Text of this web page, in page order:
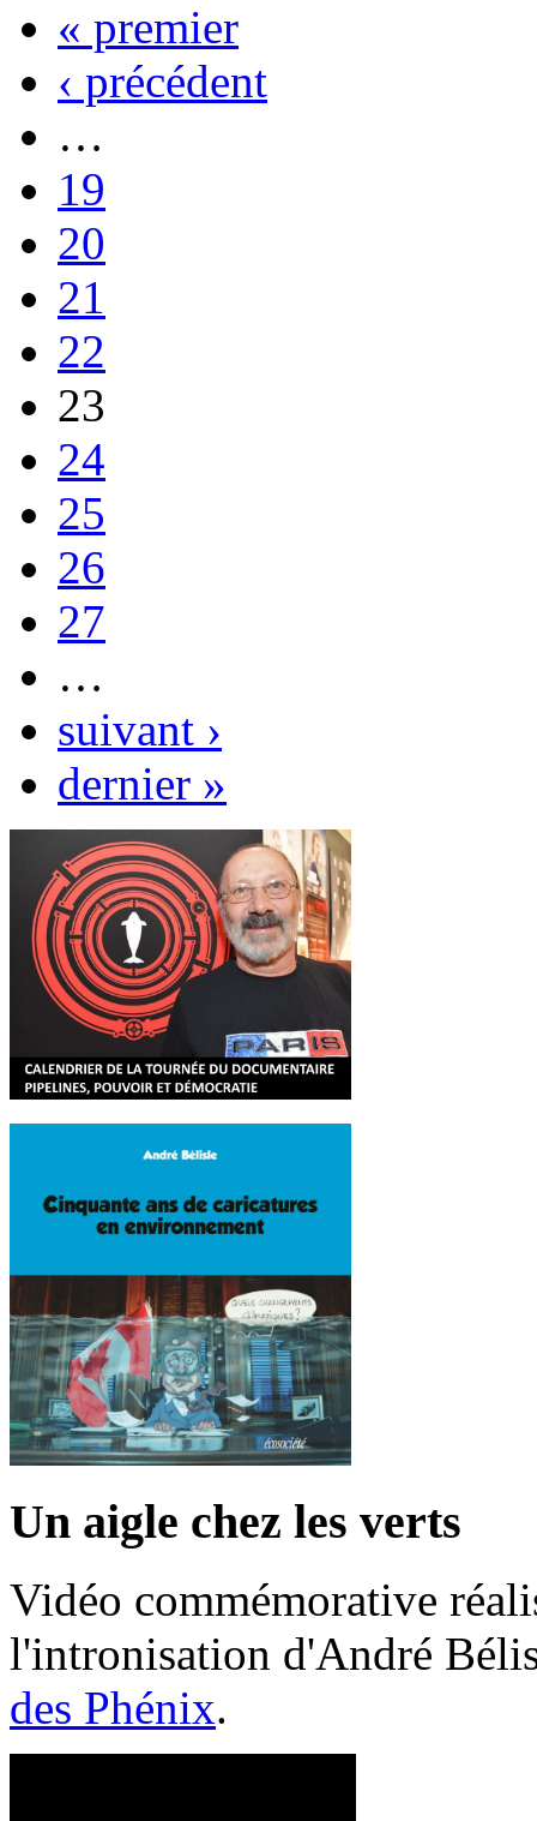
« premier
‹ précédent
…
19
20
21
22
23
24
25
26
27
…
suivant ›
dernier »
Un aigle chez les verts
Vidéo commémorative
l'intronisation d'André
des Phénix.